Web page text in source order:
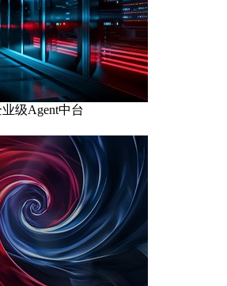
级Agent中台